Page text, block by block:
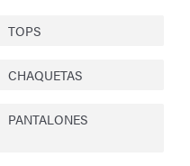
TOPS
CHAQUETAS
PANTALONES